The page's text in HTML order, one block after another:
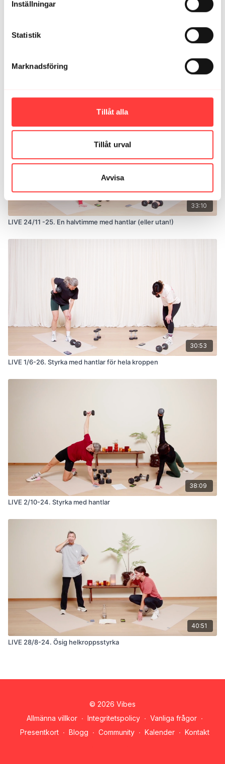
Inställningar
Statistik
Marknadsföring
Tillåt alla
Tillåt urval
Avvisa
Catarina
känna mig extra stark!
33:10
LIVE 24/11 -25. En halvtimme med hantlar (eller utan!)
30:53
LIVE 1/6-26. Styrka med hantlar för hela kroppen
38:09
LIVE 2/10-24. Styrka med hantlar
40:51
LIVE 28/8-24. Ösig helkroppsstyrka
© 2026 Vibes
Allmänna villkor ∙ Integritetspolicy ∙ Vanliga frågor ∙
Presentkort ∙ Blogg ∙ Community ∙ Kalender ∙ Kontakt